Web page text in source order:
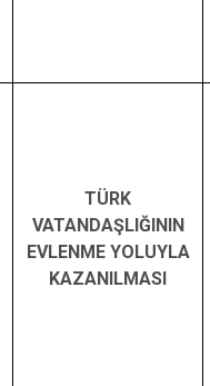
TÜRK
VATANDAŞLIĞININ
EVLENME YOLUYLA
KAZANILMASI